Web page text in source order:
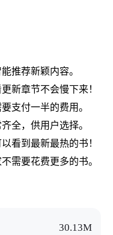
推荐新颖内容。
新章节不会慢下来！
支付一半的费用。
全，供用户选择。
看到最新最热的书！
需要花费更多的书。
30.13M